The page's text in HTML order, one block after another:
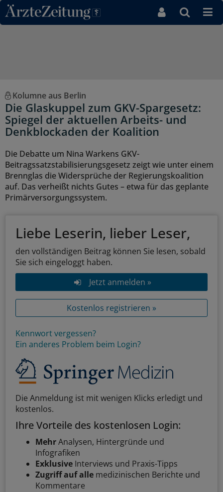
Direkt zum Inhaltsbereich
Kolumne aus Berlin
Die Glaskuppel zum GKV-Spargesetz:
Spiegel der aktuellen Arbeits- und
Denkblockaden der Koalition
Die Debatte um Nina Warkens GKV-
Beitragssatzstabilisierungsgesetz zeigt wie unter einem
Brennglas die Widersprüche der Regierungskoalition
auf. Das verheißt nichts Gutes – etwa für das geplante
Primärversorgungssystem.
Liebe Leserin, lieber Leser,
den vollständigen Beitrag können Sie lesen, sobald
Sie sich eingeloggt haben.
Jetzt anmelden »
Kostenlos registrieren »
Kennwort vergessen?
Ein anderes Problem beim Login?
Die Anmeldung ist mit wenigen Klicks erledigt und
kostenlos.
Ihre Vorteile des kostenlosen Login:
MehrAnalysen, Hintergründe und
Infografiken
Exklusive Interviews und Praxis-Tipps
Zugriff auf alle medizinischen Berichte und
Kommentare